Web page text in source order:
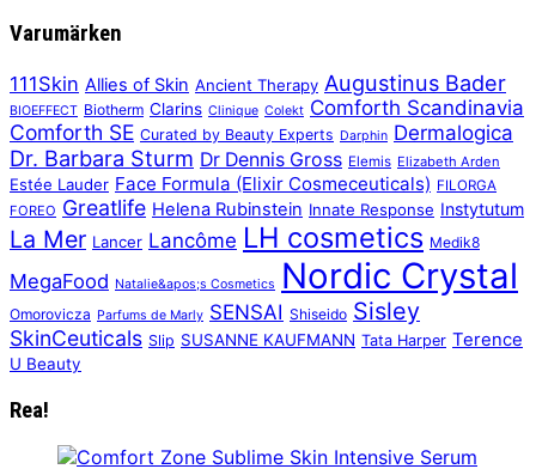
Varumärken
111Skin Allies of Skin Ancient Therapy Augustinus Bader
BIOEFFECT Biotherm Clarins Clinique Colekt Comforth Scandinavia
Comforth SE Curated by Beauty Experts Darphin Dermalogica
Dr. Barbara Sturm Dr Dennis Gross Elemis Elizabeth Arden
Estée Lauder Face Formula (Elixir Cosmeceuticals) FILORGA
FOREO Greatlife Helena Rubinstein Innate Response Instytutum
La Mer Lancer Lancôme LH cosmetics Medik8
MegaFood Natalie&apos;s Cosmetics Nordic Crystal
Omorovicza Parfums de Marly SENSAI Shiseido Sisley
SkinCeuticals Slip SUSANNE KAUFMANN Tata Harper Terence
U Beauty
Rea!